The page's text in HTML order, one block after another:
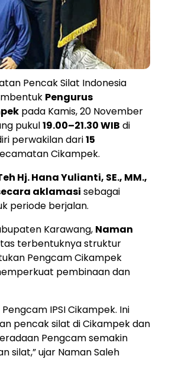
Pencak Silat Indonesia
Pengurus
pada Kamis, 20 November
pukul19.00–21.30 WIB di
perwakilan dari15
Cikampek.
Hj. Hana Yulianti, SE., MM.,
aklamasi sebagai
periode berjalan.
Karawang, Naman
terbentuknya struktur
Pengcam Cikampek
pembinaan dan
IPSI Cikampek. Ini
pencak silat di Cikampek dan
Pengcam semakin
silat,” ujar Naman Saleh